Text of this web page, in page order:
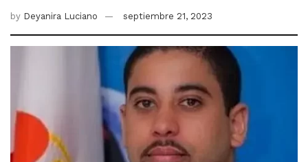
by Deyanira Luciano septiembre 21, 2023